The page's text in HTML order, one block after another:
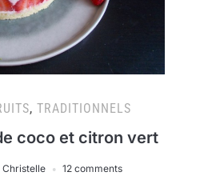
, TRADITIONNELS
coco et citron vert
Christelle 12 comments